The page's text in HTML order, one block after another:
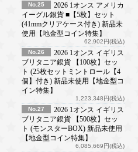
No.25
2026 1オンス アメリカ
イーグル銀貨 ■【5枚】セット
(41mmクリアケース付き) 新品未
使用【地金型コイン特集】
62,902円(税込)
No.26
2026 1オンス イギリス
ブリタニア銀貨 【100枚】セッ
ト (25枚セットミントロール【4
個】付き) 新品未使用【地金型コ
イン特集】
1,223,348円(税込)
No.27
2026 1オンス イギリス
ブリタニア銀貨 【500枚】セッ
ト (モンスターBOX) 新品未使用
【地金型コイン特集】
6,085,669円(税込)